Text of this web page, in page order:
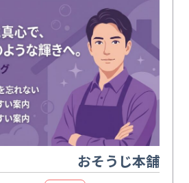
おそうじ本舗